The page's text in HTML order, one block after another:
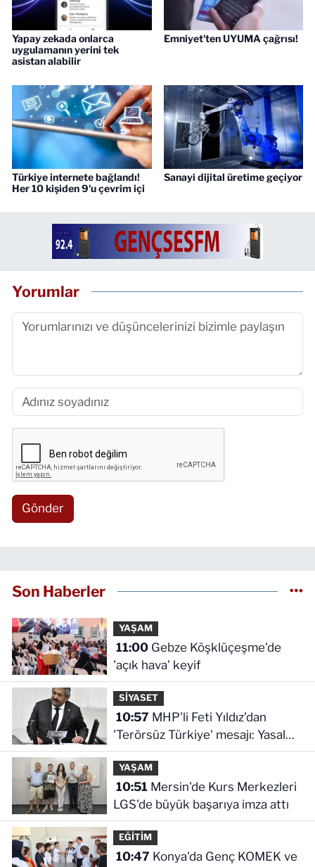
Yapay zekada onlarca
uygulamanın yerini tek
asistan alabilir
Emniyet'ten UYUMA çağrısı!
Türkiye internete bağlandı!
Her 10 kişiden 9'u çevrim içi
Sanayi dijital üretime geçiyor
Yorumlar
Gönder
Son Haberler
YAŞAM
11:00Gebze Köşklüçeşme'de
'açık hava' keyif
SİYASET
10:57
'Terörsüz Türkiye' mesajı: Yasal
düzenlemeler kalıcı sonuç
üretecek
YAŞAM
10:51
LGS'de büyük başarıya imza attı
EĞİTİM
10:47